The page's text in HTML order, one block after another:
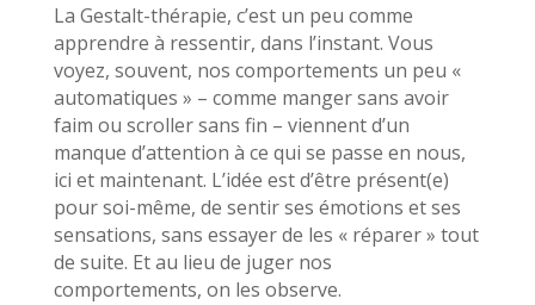
La Gestalt-thérapie, c’est un peu comme
apprendre à ressentir, dans l’instant. Vous
voyez, souvent, nos comportements un peu «
automatiques » – comme manger sans avoir
faim ou scroller sans fin – viennent d’un
manque d’attention à ce qui se passe en nous,
ici et maintenant. L’idée est d’être présent(e)
pour soi-même, de sentir ses émotions et ses
sensations, sans essayer de les « réparer » tout
de suite. Et au lieu de juger nos
comportements, on les observe.